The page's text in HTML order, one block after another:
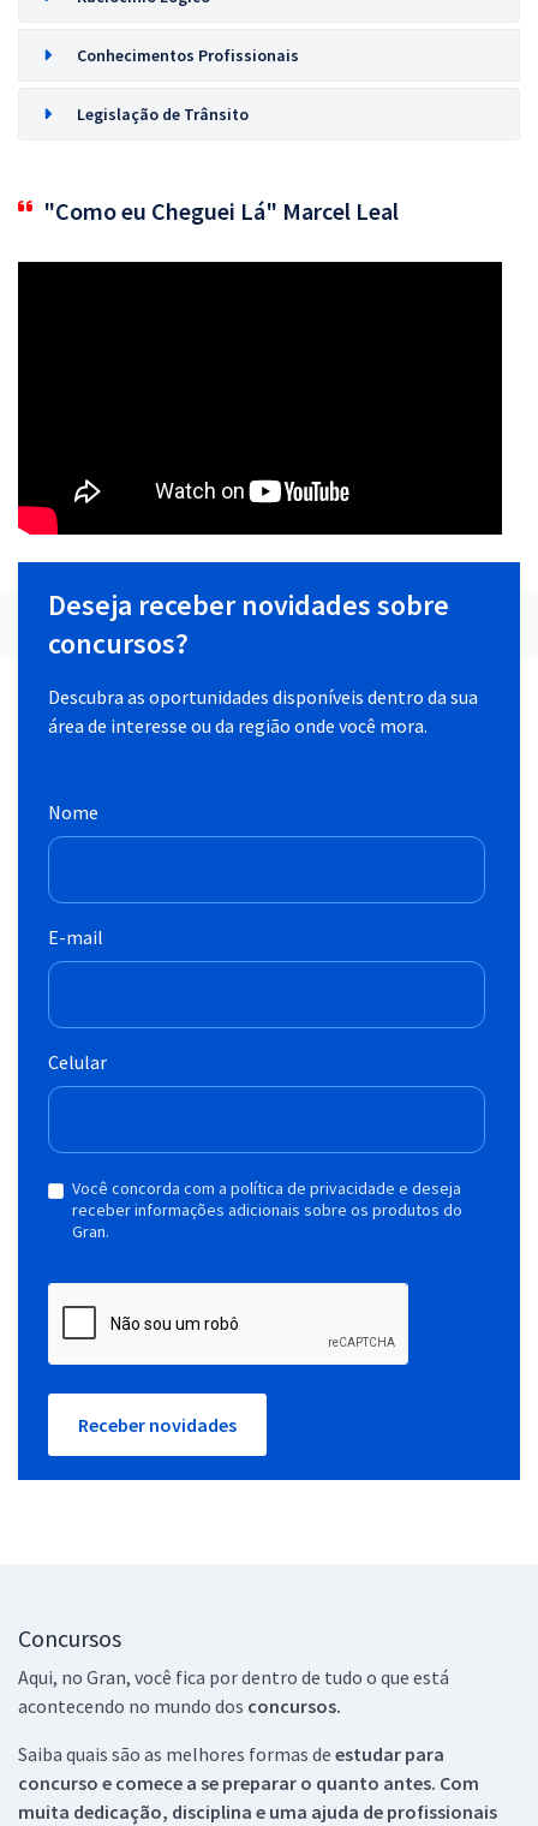
Conhecimentos Profissionais
Legislação de Trânsito
"Como eu Cheguei Lá" Marcel Leal
Deseja receber novidades sobre
concursos?
Descubra as oportunidades disponíveis dentro da sua
área de interesse ou da região onde você mora.
Nome
E-mail
Celular
Você concorda com a política de privacidade e deseja
receber informações adicionais sobre os produtos do
Gran.
Receber novidades
Concursos
Aqui, no Gran, você fica por dentro de tudo o que está
acontecendo no mundo dos concursos.
Saiba quais são as melhores formas de estudar para
concurso e comece a se preparar o quanto antes. Com
muita dedicação, disciplina e uma ajuda de profissionais